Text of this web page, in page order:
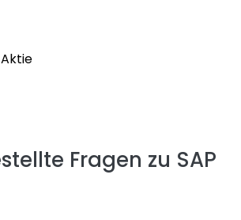
Fragen zu SAP